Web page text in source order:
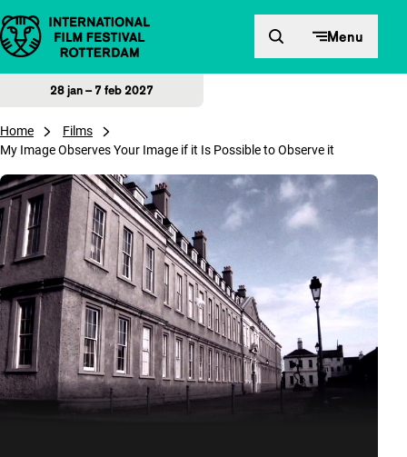
Direct naar inhoud Menu
28 jan – 7 feb 2027
Home
Films
My Image Observes Your Image if it Is Possible to Observe it